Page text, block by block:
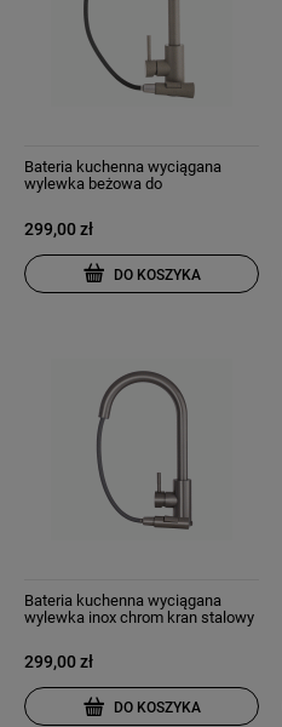
Bateria kuchenna wyciągana
wylewka beżowa do
299,00 zł
DO KOSZYKA
Bateria kuchenna wyciągana
wylewka inox chrom kran stalowy
299,00 zł
DO KOSZYKA